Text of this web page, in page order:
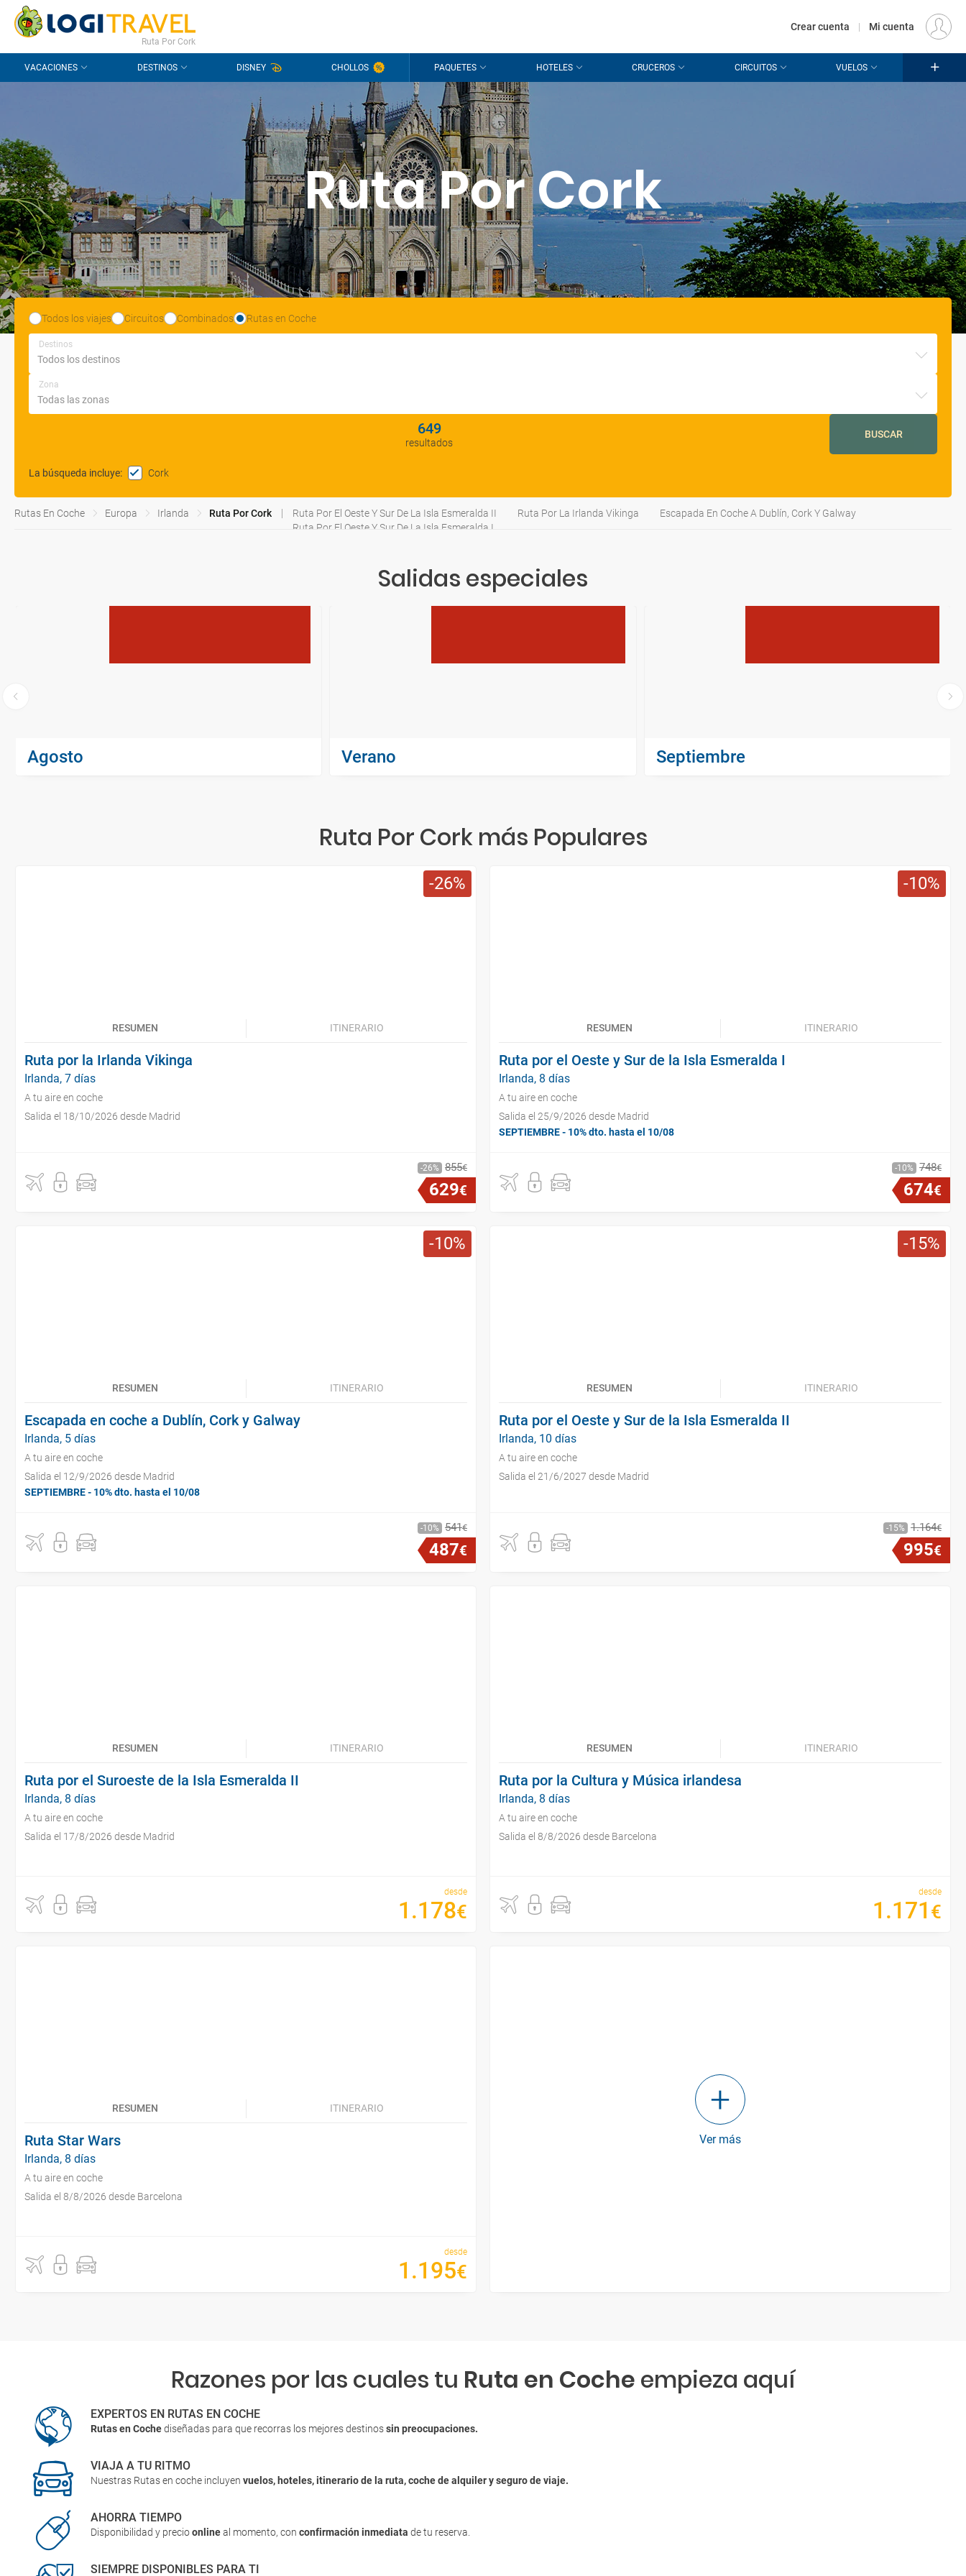
CONTACTO PREGUNTAS FRECUENTES EUR
Ruta Por Cork
Crear cuenta | Mi cuenta
VACACIONES DESTINOS DISNEY CHOLLOS PAQUETES HOTELES CRUCEROS CIRCUITOS VUELOS
Ruta Por Cork
Todos los viajes Circuitos Combinados Rutas en Coche
Destinos
Zona
649
resultados
BUSCAR
La búsqueda incluye: Cork
Rutas En Coche Europa Irlanda Ruta Por Cork Ruta Por El Oeste Y Sur De La Isla Esmeralda II Ruta Por La Irlanda Vikinga
Escapada En Coche A Dublín, Cork Y Galway
Ruta Por El Oeste Y Sur De La Isla Esmeralda I
Salidas especiales
Agosto Verano Septiembre
Ruta Por Cork más Populares
26
RESUMEN ITINERARIO
Ruta por la Irlanda Vikinga
Irlanda, 7 días
A tu aire en coche
Salida el 18/10/2026 desde Madrid
26 855€
629€
10
RESUMEN ITINERARIO
Ruta por el Oeste y Sur de la Isla Esmeralda I
Irlanda, 8 días
A tu aire en coche
Salida el 25/9/2026 desde Madrid
SEPTIEMBRE - 10% dto. hasta el 10/08
10 748€
674€
10
RESUMEN ITINERARIO
Escapada en coche a Dublín, Cork y Galway
Irlanda, 5 días
A tu aire en coche
Salida el 12/9/2026 desde Madrid
SEPTIEMBRE - 10% dto. hasta el 10/08
10 541€
487€
15
RESUMEN ITINERARIO
Ruta por el Oeste y Sur de la Isla Esmeralda II
Irlanda, 10 días
A tu aire en coche
Salida el 21/6/2027 desde Madrid
15 1.164€
995€
RESUMEN ITINERARIO
Ruta por el Suroeste de la Isla Esmeralda II
Irlanda, 8 días
A tu aire en coche
Salida el 17/8/2026 desde Madrid
desde
1 .178€
RESUMEN ITINERARIO
Ruta por la Cultura y Música irlandesa
Irlanda, 8 días
A tu aire en coche
Salida el 8/8/2026 desde Barcelona
desde
1 .171 €
RESUMEN ITINERARIO
Ruta Star Wars
Irlanda, 8 días
A tu aire en coche
Salida el 8/8/2026 desde Barcelona
desde
1 .195€
Ver más
Razones por las cuales tu Ruta en Coche empieza aquí
EXPERTOS EN RUTAS EN COCHE
Rutas en Cochediseñadas para que recorras los mejores destinossin preocupaciones.
VIAJA A TU RITMO
Nuestras Rutas en coche incluyenvuelos, hoteles, itinerario de la ruta, coche de alquiler y seguro de viaje.
AHORRA TIEMPO
Disponibilidad y precioonlineal momento, conconfirmación inmediatade tu reserva.
SIEMPRE DISPONIBLES PARA TI